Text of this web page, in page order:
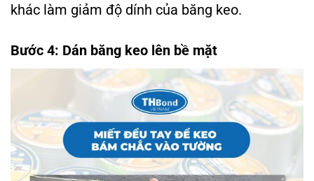
khác làm giảm độ dính của băng keo.
Bước 4: Dán băng keo lên bề mặt